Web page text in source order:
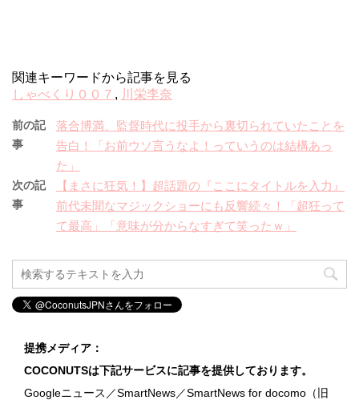
関連キーワードから記事を見る
しゃべくり００７ , 川栄李奈
前の記
事
落合博満、監督時代に投手から裏切られていたことを
告白！「お前ウソ言うなよ！っていうのは結構あっ
た」
次の記
事
【まさに狂気！】超話題の『ここにタイトルを入力』
前代未聞なマジックショーにも反響続々！「超狂って
て最高」「意味が分からなすぎて笑ったｗ」
提携メディア：
COCONUTSは下記サービスに記事を提供しております。
Googleニュース／SmartNews／SmartNews for docomo（旧